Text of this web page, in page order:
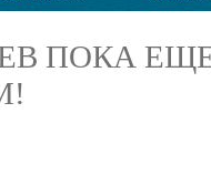
ПОКА